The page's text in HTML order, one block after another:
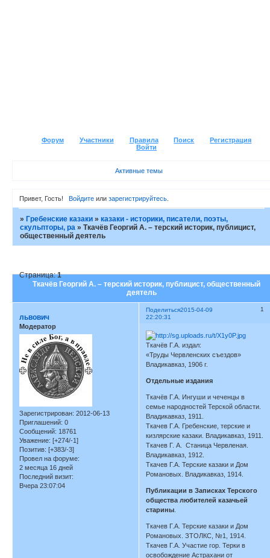
Форум Участники Правила Поиск
Регистрация
Войти
Активные темы
Привет, Гость! Войдитеили зарегистрируйтесь.
»Гребенские казаки »казаки - историки, писатели, поэты,
скульпторы, ра »Ткачёв Георгий А. – терский историк, публицист,
общественный деятель
Ткачёв Георгий А. – терский историк, публицист, общественный
деятель
Страница:1
Поделиться 1
2015-04-09
22:20:31
львович
Модератор
Зарегистрирован: 2012-06-13
Приглашений: 0
Сообщений: 18761
Уважение: [+274/-1]
Позитив: [+383/-3]
Провел на форуме:
2 месяца 16 дней
Последний визит:
Вчера 23:07:04
Ткачёв Г.А. издал:
«Труды Червленских съездов»
Владикавказ, 1906 г.
Отдельные издания
Ткачёв Г.А. Ингуши и чеченцы в
семье народностей Терской области.
Владикавказ, 1911.
Ткачев Г.А. Гребенские, терские и
кизлярские казаки. Владикавказ, 1911.
Ткачев Г. А. Станица Червленая.
Владикавказ, 1912.
Ткачев Г.А. Терские казаки и Дом
Романовых. Владикавказ, 1914.
Публикации в Записках Терского
общества любителей казачьей
старины
Ткачев Г.А. Терские казаки и Дом
Романовых. ЗТОЛКС, №1, 1914.
Ткачев Г.А. Участие гор. Терки в
освобождение Астрахани от